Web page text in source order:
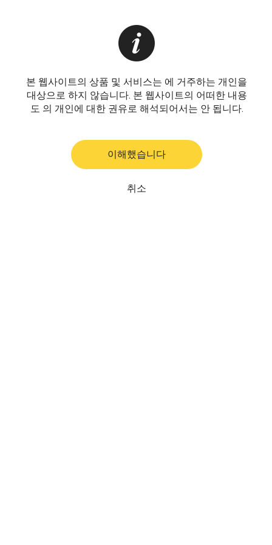
본 웹사이트의 상품 및 서비스는 에 거주하는 개인을
대상으로 하지 않습니다. 본 웹사이트의 어떠한 내용
도 의 개인에 대한 권유로 해석되어서는 안 됩니다.
이해했습니다
취소